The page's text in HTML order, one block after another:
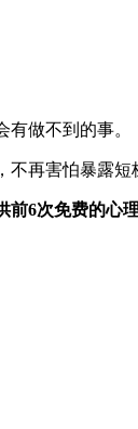
做不到的事。
再害怕暴露短
前6次免费的心